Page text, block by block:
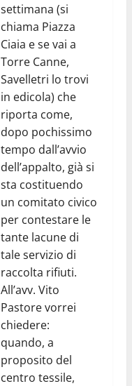
settimana (si
chiama Piazza
Ciaia e se vai a
Torre Canne,
Savelletri lo trovi
in edicola) che
riporta come,
dopo pochissimo
tempo dall’avvio
dell’appalto, già si
sta costituendo
un comitato civico
per contestare le
tante lacune di
tale servizio di
raccolta rifiuti.
All’avv. Vito
Pastore vorrei
chiedere:
quando, a
proposito del
centro tessile,